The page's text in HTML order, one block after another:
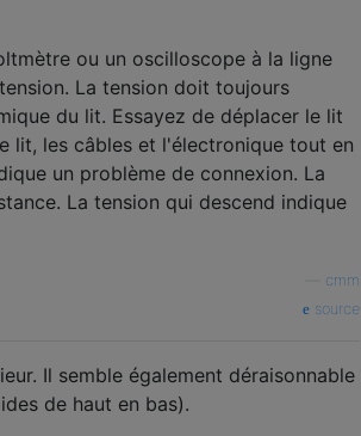
ou un oscilloscope à la ligne
La tension doit toujours
du lit. Essayez de déplacer le lit
lit, les câbles et l'électronique tout en
un problème de connexion. La
La tension qui descend indique
cmm
source
Il semble également déraisonnable
de haut en bas).